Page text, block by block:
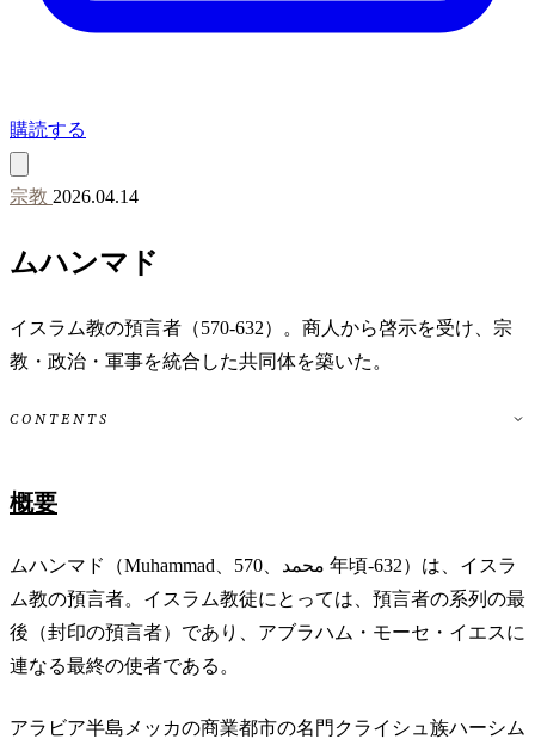
購読する
宗教 2026.04.14
ムハンマド
イスラム教の預言者（570-632）。商人から啓示を受け、宗
教・政治・軍事を統合した共同体を築いた。
CONTENTS
概要
ムハンマド（Muhammad、محمد、570 年頃-632）は、イスラ
ム教の預言者。イスラム教徒にとっては、預言者の系列の最
後（封印の預言者）であり、アブラハム・モーセ・イエスに
連なる最終の使者である。
アラビア半島メッカの商業都市の名門クライシュ族ハーシム